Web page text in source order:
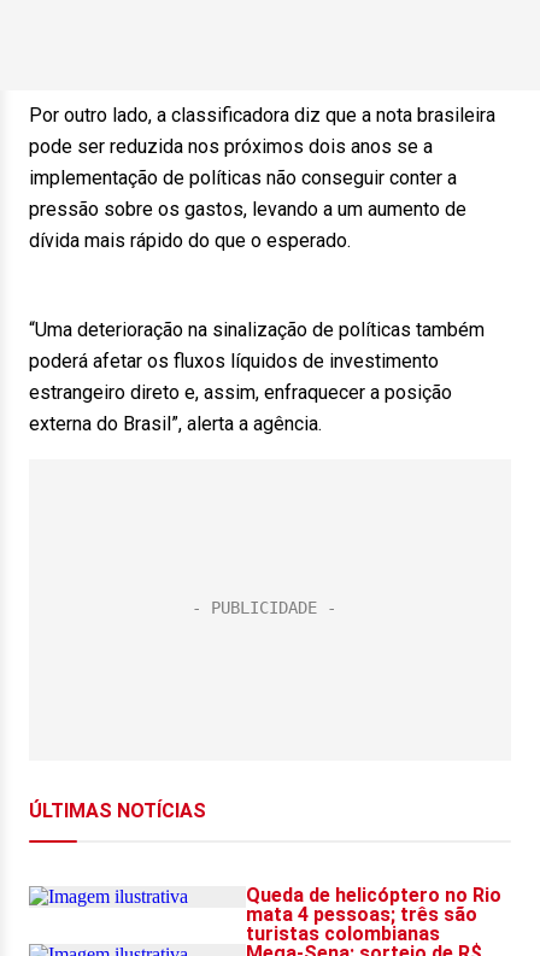
Por outro lado, a classificadora diz que a nota brasileira
pode ser reduzida nos próximos dois anos se a
implementação de políticas não conseguir conter a
pressão sobre os gastos, levando a um aumento de
dívida mais rápido do que o esperado.
“Uma deterioração na sinalização de políticas também
poderá afetar os fluxos líquidos de investimento
estrangeiro direto e, assim, enfraquecer a posição
externa do Brasil”, alerta a agência.